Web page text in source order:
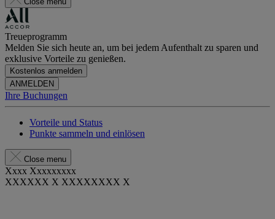
Treueprogramm
Melden Sie sich heute an, um bei jedem Aufenthalt zu sparen und
exklusive Vorteile zu genießen.
Kostenlos anmelden
ANMELDEN
Ihre Buchungen
Vorteile und Status
Punkte sammeln und einlösen
Close menu
Xxxx Xxxxxxxxx
XXXXXX X XXXXXXXX X